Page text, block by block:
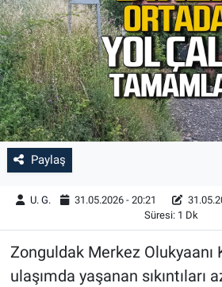
Paylaş
U. G. 31.05.2026 - 20:21
Süresi: 1 Dk
Zonguldak Merkez Olukyaanı
ulaşımda yaşanan sıkıntıları